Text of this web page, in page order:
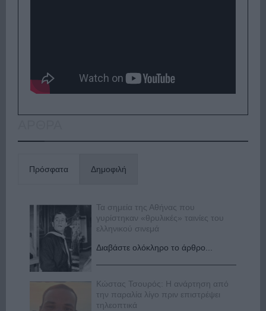
Πρόσφατα Δημοφιλή
Τα σημεία της Αθήνας που
γυρίστηκαν «θρυλικές» ταινίες του
ελληνικού σινεμά
Διαβάστε ολόκληρο το άρθρο...
Κώστας Τσουρός: Η ανάρτηση από
την παραλία λίγο πριν επιστρέψει
τηλεοπτικά